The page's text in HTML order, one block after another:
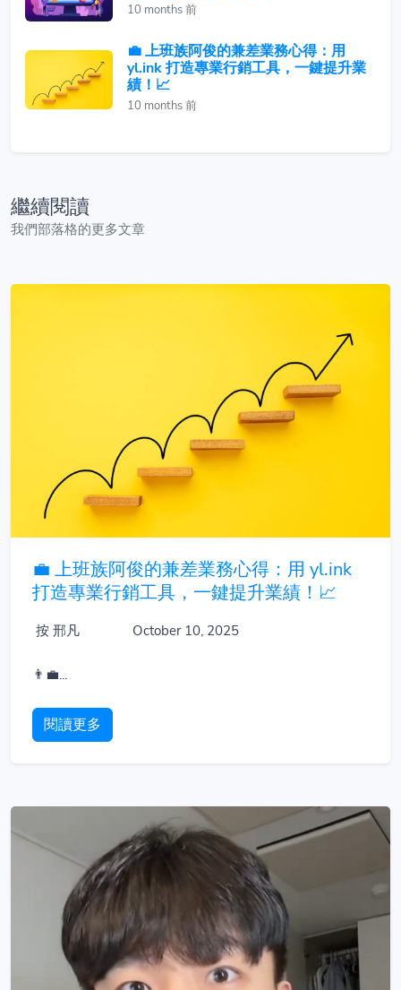
10 months 前
💼 上班族阿俊的兼差業務心得：用
yl.ink 打造專業行銷工具，一鍵提升業
績！📈
10 months 前
繼續閱讀
我們部落格的更多文章
💼 上班族阿俊的兼差業務心得：用 yl.ink
打造專業行銷工具，一鍵提升業績！📈
按 邢凡 October 10, 2025
👨‍💼...
閱讀更多